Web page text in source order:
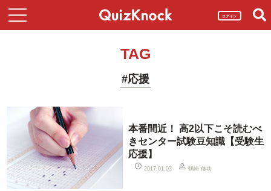
ログイン
TAG
#応援
本番間近！ 高2以下こそ読むべ
きセンター試験豆知識【受験生
応援】
2017.01.03 鶴崎 修功